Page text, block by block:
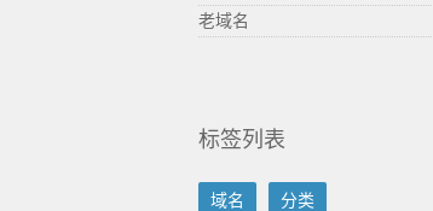
老域名
标签列表
域名 分类